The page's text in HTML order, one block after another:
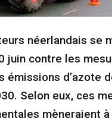
néerlandais se
juin contre les
émissions d’azote
Selon eux, ces
mèneraient à